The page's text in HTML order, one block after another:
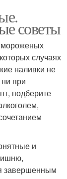
советы
случаях
наливки не
при
подберите
и
завершенным